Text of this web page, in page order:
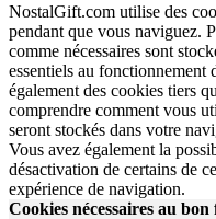
NostalGift.com utilise des
pendant que vous naviguez.
comme nécessaires sont
essentiels au fonctionnement
également des cookies tiers
comprendre comment vous
seront stockés dans votre
Vous avez également la
désactivation de certains de
expérience de navigation.
Cookies nécessaires au